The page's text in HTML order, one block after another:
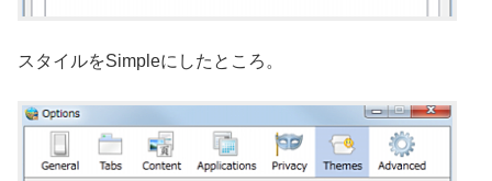
スタイルをSimpleにしたところ。